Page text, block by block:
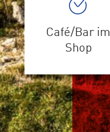
Café/Bar im
Shop